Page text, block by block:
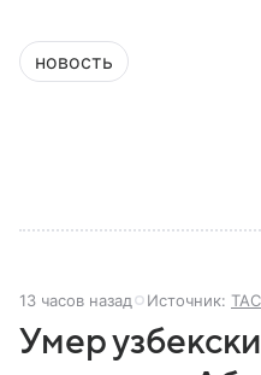
новость
13 часов назад Источник:
Умер